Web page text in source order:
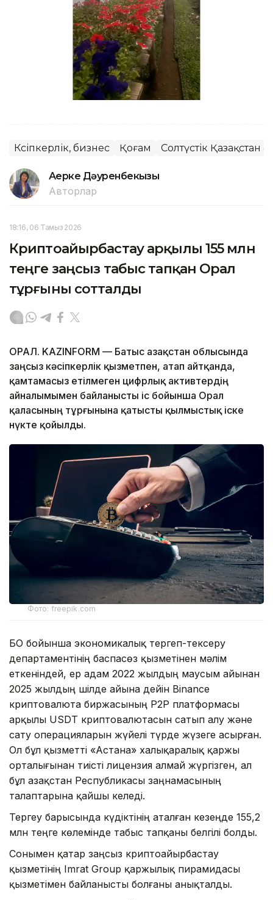
Кәсіпкерлік, бизнес Қоғам Солтүстік Қазақстан
Ақерке Дәуренбекқызы
Авторлар
18:16, 06 Тамыз 2026
Криптоайырбастау арқылы 155 млн
теңге заңсыз табыс тапқан Орал
тұрғыны сотталды
ОРАЛ. KAZINFORM — Батыс Қазақстан облысында
заңсыз кәсіпкерлік қызметпен, атап айтқанда,
қамтамасыз етілмеген цифрлық активтердің
айналымымен байланысты іс бойынша Орал
қаласының тұрғынына қатысты қылмыстық іске
нүкте қойылды.
Фото: freepik.com
БҚО бойынша экономикалық тергеп-тексеру
департаментінің баспасөз қызметінен мәлім
еткеніндей, ер адам 2022 жылдың маусым айынан
2025 жылдың шілде айына дейін Binance
криптовалюта биржасының P2P платформасы
арқылы USDT криптовалютасын сатып алу және
сату операцияларын жүйелі түрде жүзеге асырған.
Ол бұл қызметті «Астана» халықаралық қаржы
орталығынан тиісті лицензия алмай жүргізген, ал
бұл Қазақстан Республикасы заңнамасының
талаптарына қайшы келеді.
Тергеу барысында күдіктінің аталған кезеңде 155,2
млн теңге көлемінде табыс тапқаны белгілі болды.
Сонымен қатар заңсыз криптоайырбастау
қызметінің Imrat Group қаржылық пирамидасы
қызметімен байланысты болғаны анықталды.